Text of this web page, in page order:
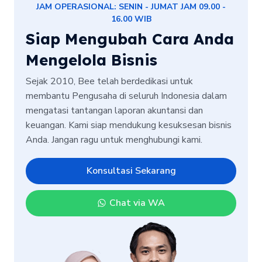
JAM OPERASIONAL: SENIN - JUMAT JAM 09.00 -
16.00 WIB
Siap Mengubah Cara Anda
Mengelola Bisnis
Sejak 2010, Bee telah berdedikasi untuk
membantu Pengusaha di seluruh Indonesia dalam
mengatasi tantangan laporan akuntansi dan
keuangan. Kami siap mendukung kesuksesan bisnis
Anda. Jangan ragu untuk menghubungi kami.
Konsultasi Sekarang
Chat via WA